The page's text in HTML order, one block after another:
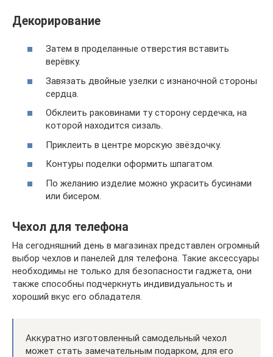
Декорирование
Затем в проделанные отверстия вставить
верёвку.
Завязать двойные узелки с изнаночной стороны
сердца.
Обклеить раковинами ту сторону сердечка, на
которой находится сизаль.
Приклеить в центре морскую звёздочку.
Контуры поделки оформить шпагатом.
По желанию изделие можно украсить бусинами
или бисером.
Чехол для телефона
На сегодняшний день в магазинах представлен огромный
выбор чехлов и панелей для телефона. Такие аксессуары
необходимы не только для безопасности гаджета, они
также способны подчеркнуть индивидуальность и
хороший вкус его обладателя.
Аккуратно изготовленный самодельный чехол
может стать замечательным подарком, для его